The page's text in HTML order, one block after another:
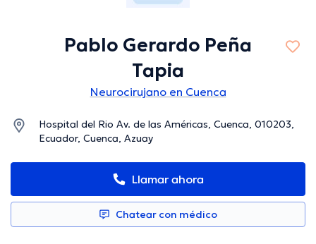
Pablo Gerardo Peña
Tapia
Neurocirujano en Cuenca
Hospital del Rio Av. de las Américas, Cuenca, 010203,
Ecuador, Cuenca, Azuay
Llamar ahora
Chatear con médico